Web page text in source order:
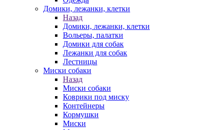
Домики, лежанки, клетки
Назад
Домики, лежанки, клетки
Вольеры, палатки
Домики для собак
Лежанки для собак
Лестницы
Миски собаки
Назад
Миски собаки
Коврики под миску
Контейнеры
Кормушки
Миски